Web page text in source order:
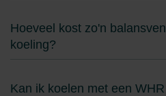
Hoeveel kost zo'n
koeling?
Kan ik koelen met een